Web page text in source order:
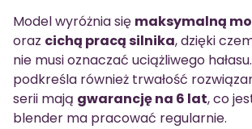
Model wyróżnia się maksymalną
oraz cichą pracą silnika, dzięki
nie musi oznaczać uciążliwego
podkreśla również trwałość
serii mają gwarancję na 6 lat, co
blender ma pracować regularnie.